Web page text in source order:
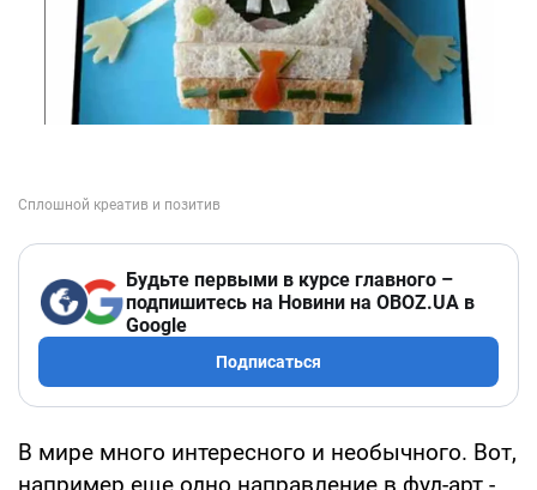
Будьте первыми в курсе главного –
подпишитесь на Новини на OBOZ.UA в
Google
Подписаться
В мире много интересного и необычного. Вот,
например еще одно направление в фуд-арт -